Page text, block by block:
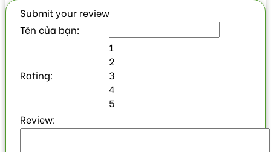
Submit your review
Tên của bạn:
Rating:
1
2
3
4
5
Review: